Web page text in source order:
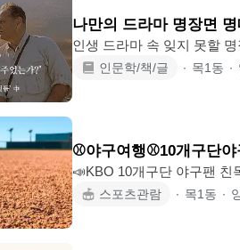
싶은데 술자리 위주 모임은
를 너무 좋아하는
나만의 드라마 명장면
인생 드라마 속 잊지 못할
가슴 뭉클했던 순간이나 삶
하여 조율할 예정입니다. 평
두는 분들의 많은 관심 부탁
인문학/책/글 ∙ 목1동 ∙
⚾️야구여행⚾️10개구단
📣KBO 10개구단 야구팬 친
팬 친목모임입니다. ★SSG.KT.두산.엘지.키움.엔씨.롯데.한화.삼성.기아★ 🎊 야구
스포츠관람 ∙ 목1동 ∙